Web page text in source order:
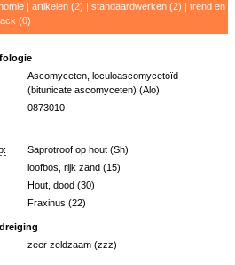
| artikelen (2) | standaardwerken (2) | trend en
(0)
Ascomyceten, loculoascomycetoïd
(bitunicate ascomyceten) (Alo)
0873010
Saprotroof op hout (Sh)
loofbos, rijk zand (15)
Hout, dood (30)
Fraxinus (22)
zeer zeldzaam (zzz)